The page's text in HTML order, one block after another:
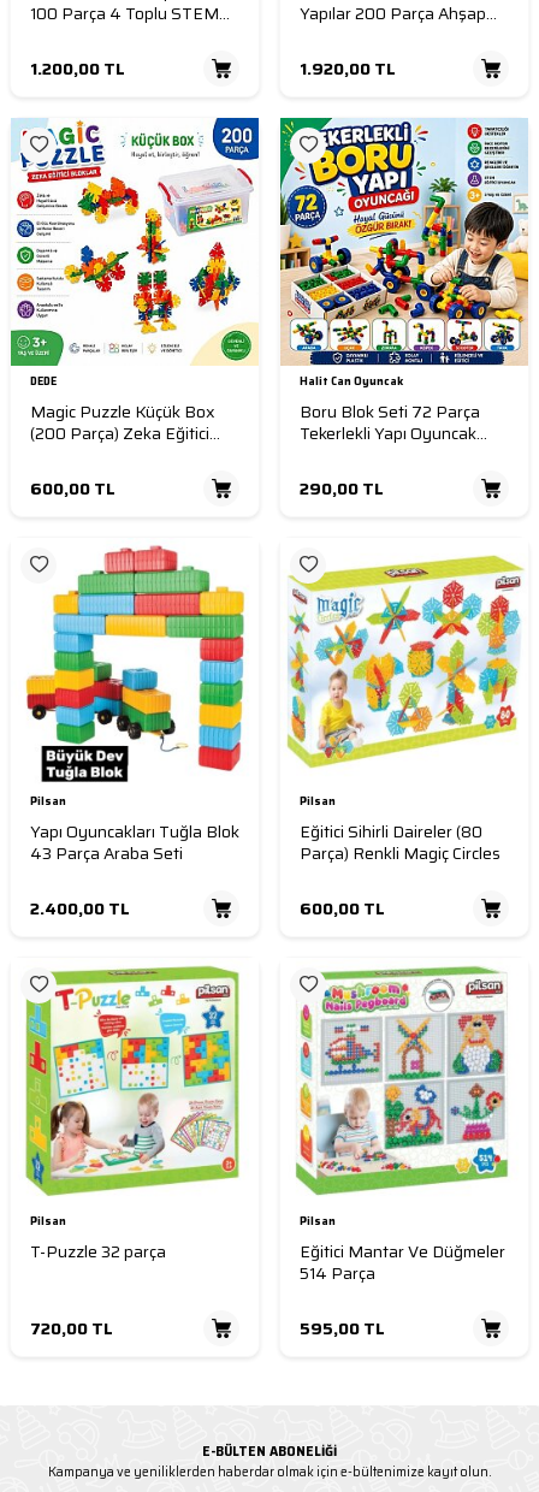
100 Parça 4 Toplu STEM
Geliştirici Blok Seti 3+ Yaş
1.200,00TL
Yapılar 200 Parça Ahşap
1.920,00TL
DEDE
Magic Puzzle Küçük Box
(200 Parça) Zeka Eğitici
600,00TL
Halit Can Oyuncak
Boru Blok Seti 72 Parça
Tekerlekli Yapı Oyuncak
290,00TL
Pilsan
Yapı Oyuncakları Tuğla Blok
43 Parça Araba Seti
2.400,00TL
Pilsan
Eğitici Sihirli Daireler (80
Parça) Renkli Magiç Circles
600,00TL
Pilsan
T-Puzzle 32 parça
720,00TL
Pilsan
Eğitici Mantar Ve Düğmeler
514 Parça
595,00TL
E-BÜLTEN ABONELIĞI
Kampanya ve yeniliklerden haberdar olmak için e-bültenimize kayıt olun.